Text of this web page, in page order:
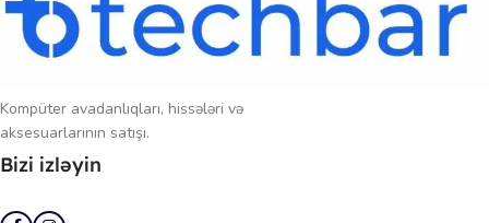
Kompüter avadanlıqları, hissələri və
aksesuarlarının satışı.
Bizi izləyin